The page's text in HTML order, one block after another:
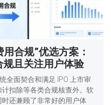
合规”优选方案：
且关注用户体验
全面契合和满足 IPO 上市审
扣除等各类合规核查外。软
还兼顾了非常好的用户体